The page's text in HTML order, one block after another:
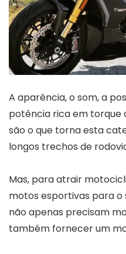
A aparência, o som, a
potência rica em torque
são o que torna esta
longos trechos de
Mas, para atrair
motos esportivas para
não apenas precisam
também fornecer um